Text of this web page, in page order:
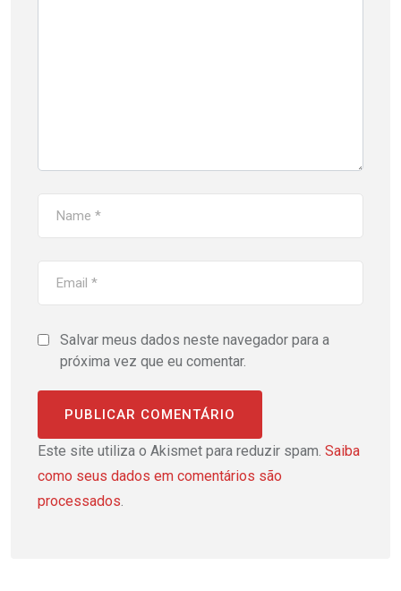
Salvar meus dados neste navegador para a
próxima vez que eu comentar.
Este site utiliza o Akismet para reduzir spam. Saiba
como seus dados em comentários são
processados.